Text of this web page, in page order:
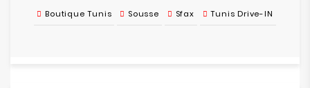
Boutique Tunis Sousse Sfax Tunis Drive-IN